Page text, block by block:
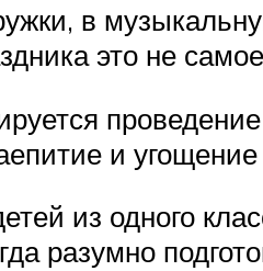
в
это не
и
из одного
разумно